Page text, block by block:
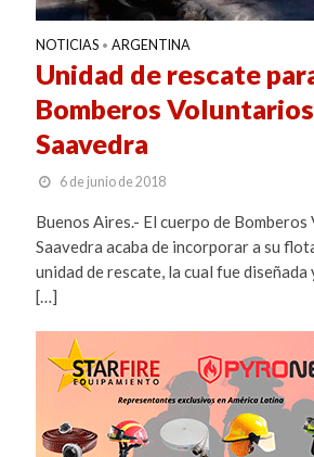
NOTICIAS • ARGENTINA
Unidad de rescate
Bomberos
Saavedra
6 de junio de 2018
Buenos Aires.- El cuerpo de
Saavedra acaba de incorporar a su
unidad de rescate, la cual fue diseñada
[…]